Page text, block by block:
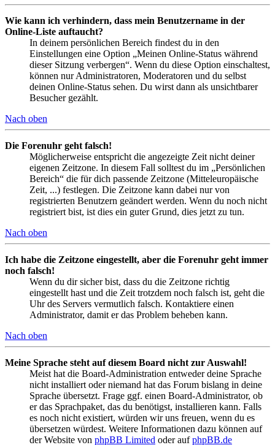
Wie kann ich verhindern, dass mein Benutzername in der
Online-Liste auftaucht?
In deinem persönlichen Bereich findest du in den
Einstellungen eine Option „Meinen Online-Status während
dieser Sitzung verbergen“. Wenn du diese Option einschaltest,
können nur Administratoren, Moderatoren und du selbst
deinen Online-Status sehen. Du wirst dann als unsichtbarer
Besucher gezählt.
Nach oben
Die Forenuhr geht falsch!
Möglicherweise entspricht die angezeigte Zeit nicht deiner
eigenen Zeitzone. In diesem Fall solltest du im „Persönlichen
Bereich“ die für dich passende Zeitzone (Mitteleuropäische
Zeit, ...) festlegen. Die Zeitzone kann dabei nur von
registrierten Benutzern geändert werden. Wenn du noch nicht
registriert bist, ist dies ein guter Grund, dies jetzt zu tun.
Nach oben
Ich habe die Zeitzone eingestellt, aber die Forenuhr geht immer
noch falsch!
Wenn du dir sicher bist, dass du die Zeitzone richtig
eingestellt hast und die Zeit trotzdem noch falsch ist, geht die
Uhr des Servers vermutlich falsch. Kontaktiere einen
Administrator, damit er das Problem beheben kann.
Nach oben
Meine Sprache steht auf diesem Board nicht zur Auswahl!
Meist hat die Board-Administration entweder deine Sprache
nicht installiert oder niemand hat das Forum bislang in deine
Sprache übersetzt. Frage ggf. einen Board-Administrator, ob
er das Sprachpaket, das du benötigst, installieren kann. Falls
es noch nicht existiert, würden wir uns freuen, wenn du es
übersetzen würdest. Weitere Informationen dazu können auf
der Website von phpBB Limited oder aufphpBB.de